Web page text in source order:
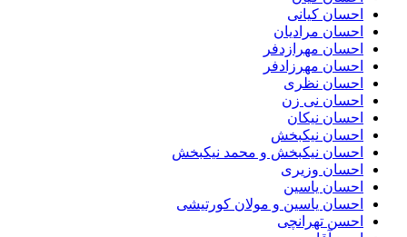
احسان کیانی
احسان مرادیان
احسان مهرازدفر
احسان مهرزادفر
احسان نظری
احسان نی زن
احسان نیکان
احسان نیکبخش
احسان نیکبخش و محمد نیکبخش
احسان وزیری
احسان یاسین
احسان یاسین و مولان کورتیشی
احسن تهرانچی